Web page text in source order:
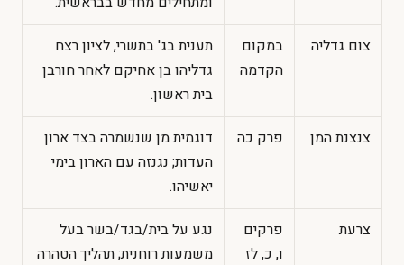
צום גדליה
במקום
הקדמה
תענית בג' בתשרי, לציון רצח
גדליהו בן אחיקם לאחר חורבן
בית ראשון.
צנצנת המן
פרק כה
דוגמית מן שנשמרה בצד ארון
העדות; נגנזה עם הארון בימי
יאשיהו.
צרעת
פרקים
ו, כ, לז
נגע על בית/בגד/בשר בעל
משמעות רוחנית; תהליך הטהרה